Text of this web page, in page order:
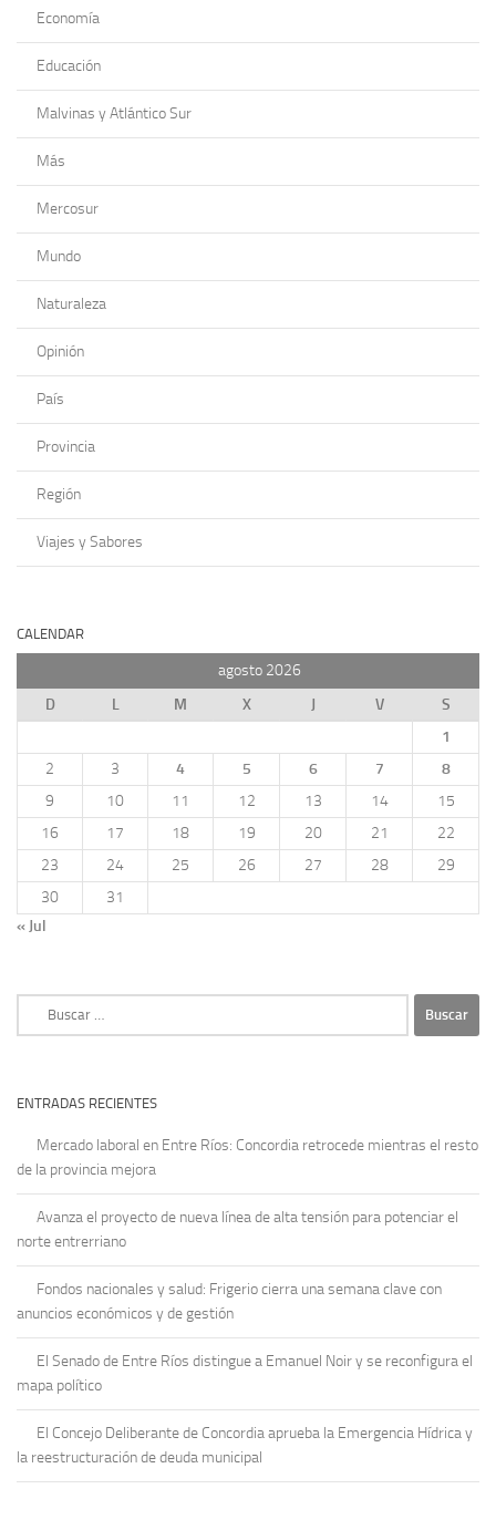
Economía
Educación
Malvinas y Atlántico Sur
Más
Mercosur
Mundo
Naturaleza
Opinión
País
Provincia
Región
Viajes y Sabores
CALENDAR
agosto 2026
D
L M X J V
S
1
2
3 4 5 6 7
8
9
10 11 12 13 14
15
16
17 18 19 20 21
22
23
24 25 26 27 28
29
30
31
« Jul
ENTRADAS RECIENTES
Mercado laboral en Entre Ríos: Concordia retrocede mientras el resto
de la provincia mejora
Avanza el proyecto de nueva línea de alta tensión para potenciar el
norte entrerriano
Fondos nacionales y salud: Frigerio cierra una semana clave con
anuncios económicos y de gestión
El Senado de Entre Ríos distingue a Emanuel Noir y se reconfigura el
mapa político
El Concejo Deliberante de Concordia aprueba la Emergencia Hídrica y
la reestructuración de deuda municipal